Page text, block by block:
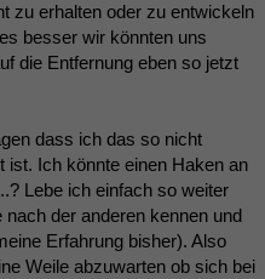
zu erhalten oder zu entwickeln
besser wir könnten uns
die Entfernung eben so jetzt
dass ich das so nicht
Ich könnte einen Haken an
Lebe ich einfach so weiter
der anderen kennen und
Erfahrung bisher). Also
Weile abzuwarten ob sich bei